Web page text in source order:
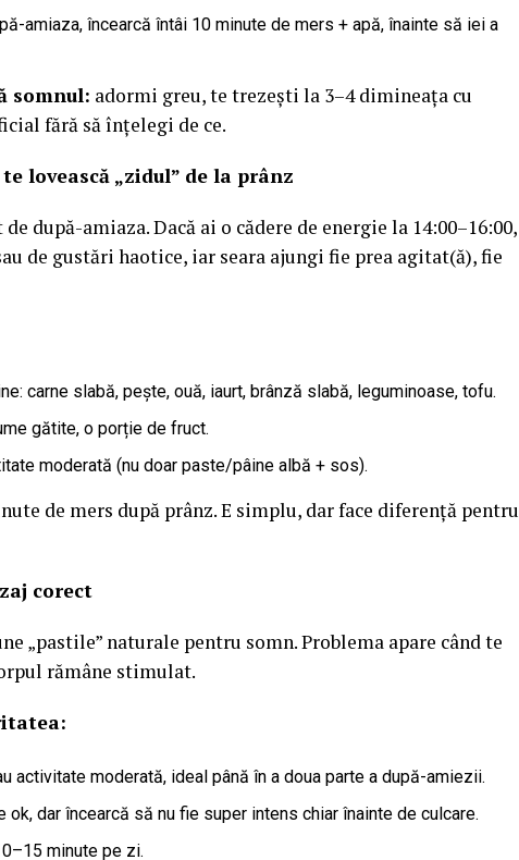
amiaza, încearcă întâi 10 minute de mers + apă, înainte să iei a
somnul: adormi greu, te trezești la 3–4 dimineața cu
fără să înțelegi de ce.
lovească „zidul” de la prânz
după-amiaza. Dacă ai o cădere de energie la 14:00–16:00,
de gustări haotice, iar seara ajungi fie prea agitat(ă), fie
carne slabă, pește, ouă, iaurt, brânză slabă, leguminoase, tofu.
gătite, o porție de fruct.
moderată (nu doar paste/pâine albă + sos).
de mers după prânz. E simplu, dar face diferență pentru
corect
„pastile” naturale pentru somn. Problema apare când te
rămâne stimulat.
activitate moderată, ideal până în a doua parte a după-amiezii.
ok, dar încearcă să nu fie super intens chiar înainte de culcare.
minute pe zi.